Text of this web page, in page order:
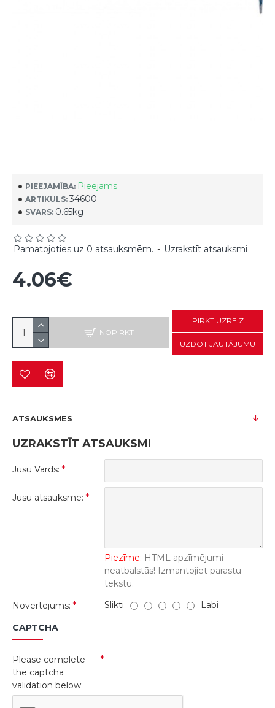
PIEEJAMĪBA: Pieejams
ARTIKULS: 34600
SVARS: 0.65kg
Pamatojoties uz 0 atsauksmēm. - Uzrakstīt atsauksmi
4.06€
NOPIRKT
PIRKT UZREIZ
UZDOT JAUTĀJUMU
ATSAUKSMES
UZRAKSTĪT ATSAUKSMI
Jūsu Vārds:
Jūsu atsauksme:
Piezīme: HTML apzīmējumi
neatbalstās! Izmantojiet parastu
tekstu.
Novērtējums:
Slikti Labi
CAPTCHA
Please complete
the captcha
validation below